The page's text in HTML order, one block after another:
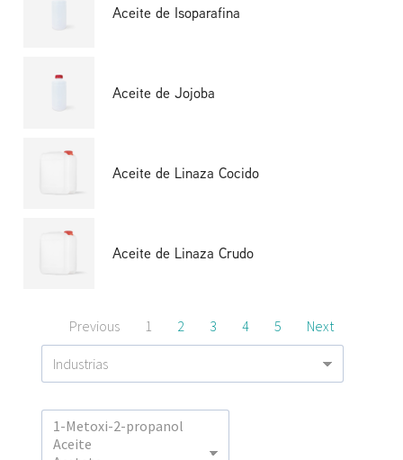
Aceite de Isoparafina
Aceite de Jojoba
Aceite de Linaza Cocido
Aceite de Linaza Crudo
Previous 1 2 3 4 5 Next